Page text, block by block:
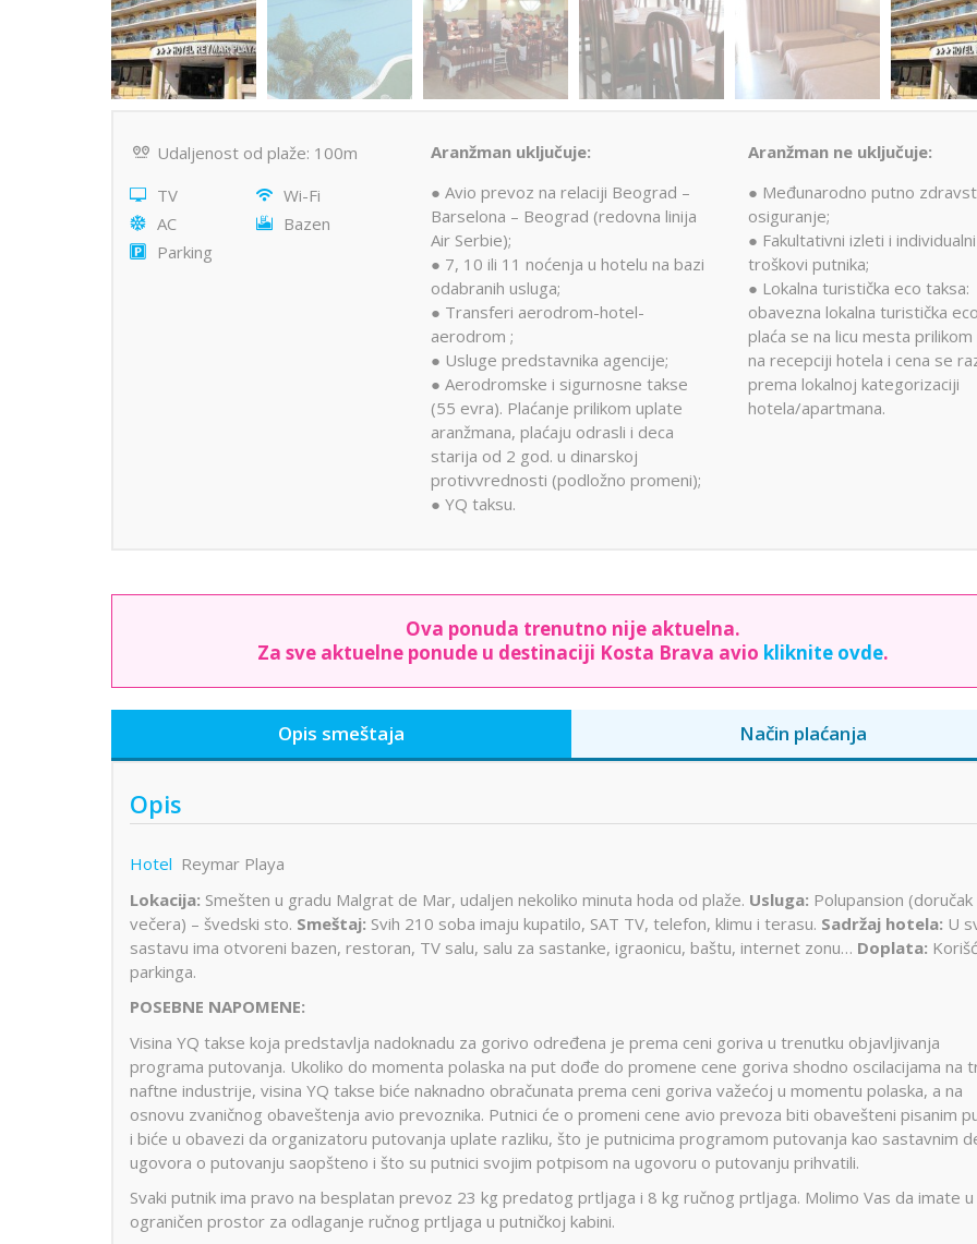
Udaljenost od plaže: 100m
TV
Wi-Fi
AC
Bazen
Parking
Aranžman uključuje:
● Avio prevoz na relaciji Beograd –
Barselona – Beograd (redovna linija
Air Serbie);
● 7, 10 ili 11 noćenja u hotelu na bazi
odabranih usluga;
● Transferi aerodrom-hotel-
aerodrom ;
● Usluge predstavnika agencije;
● Aerodromske i sigurnosne takse
(55 evra). Plaćanje prilikom uplate
aranžmana, plaćaju odrasli i deca
starija od 2 god. u dinarskoj
protivvrednosti (podložno promeni);
● YQ taksu.
Aranžman ne uključuje:
● Međunarodno putno
osiguranje;
● Fakultativni izleti i individualni
troškovi putnika;
● Lokalna turistička eco taksa:
obavezna lokalna turistička
plaća se na licu mesta
na recepciji hotela i cena se
prema lokalnoj kategorizaciji
hotela/apartmana.
Ova ponuda trenutno nije aktuelna.
Za sve aktuelne ponude u destinaciji Kosta Brava avio kliknite ovde.
Opis smeštaja Način plaćanja
Opis
Hotel Reymar Playa
Lokacija: Smešten u gradu Malgrat de Mar, udaljen nekoliko minuta hoda od plaže. Usluga: Polupansion (doručak
večera) – švedski sto. Smeštaj: Svih 210 soba imaju kupatilo, SAT TV, telefon, klimu i terasu. Sadržaj hotela: U
sastavu ima otvoreni bazen, restoran, TV salu, salu za sastanke, igraonicu, baštu, internet zonu… Doplata:
parkinga.
POSEBNE NAPOMENE:
Visina YQ takse koja predstavlja nadoknadu za gorivo određena je prema ceni goriva u trenutku objavljivanja
programa putovanja. Ukoliko do momenta polaska na put dođe do promene cene goriva shodno oscilacijama na
naftne industrije, visina YQ takse biće naknadno obračunata prema ceni goriva važećoj u momentu polaska, a na
osnovu zvaničnog obaveštenja avio prevoznika. Putnici će o promeni cene avio prevoza biti obavešteni pisanim
i biće u obavezi da organizatoru putovanja uplate razliku, što je putnicima programom putovanja kao sastavnim
ugovora o putovanju saopšteno i što su putnici svojim potpisom na ugovoru o putovanju prihvatili.
Svaki putnik ima pravo na besplatan prevoz 23 kg predatog prtljaga i 8 kg ručnog prtljaga. Molimo Vas da imate u
ograničen prostor za odlaganje ručnog prtljaga u putničkoj kabini.